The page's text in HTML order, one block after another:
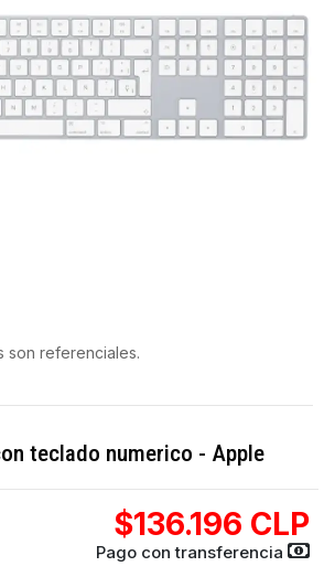
son referenciales.
teclado numerico - Apple
$136.196 CLP
Pago con transferencia